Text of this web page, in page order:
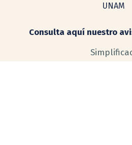
UNAM
Consulta aquí nuestro